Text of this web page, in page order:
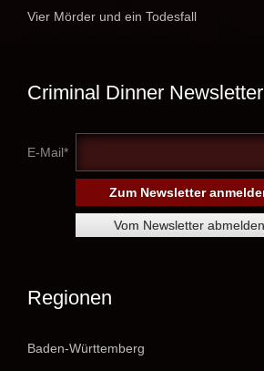
Vier Mörder und ein Todesfall
Criminal Dinner Newsletter
E-Mail*
Regionen
Baden-Württemberg